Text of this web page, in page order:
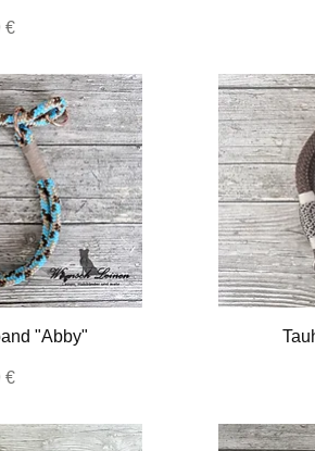
€
"Abby"
€